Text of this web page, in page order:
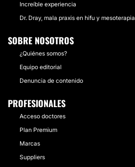
Increíble experiencia
Dr. Dray, mala praxis en hifu y mesoterapia
SOBRE NOSOTROS
¿Quiénes somos?
Equipo editorial
Denuncia de contenido
PROFESIONALES
Acceso doctores
Plan Premium
Marcas
Suppliers